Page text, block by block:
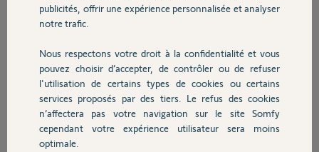
Domotique
Chauffage
Autres produits
changer le câble Ethernet
Pouvez vous m'aider svp? le code PIN est 1225-7799-6279
Christophe G.
il y a plus de 2 ans
publicités, offrir une expérience personnalisée et analyser
notre trafic.
Nous respectons votre droit à la confidentialité et vous
pouvez choisir d’accepter, de contrôler ou de refuser
l'utilisation de certains types de cookies ou certains
services proposés par des tiers. Le refus des cookies
n’affectera pas votre navigation sur le site Somfy
cependant votre expérience utilisateur sera moins
optimale.